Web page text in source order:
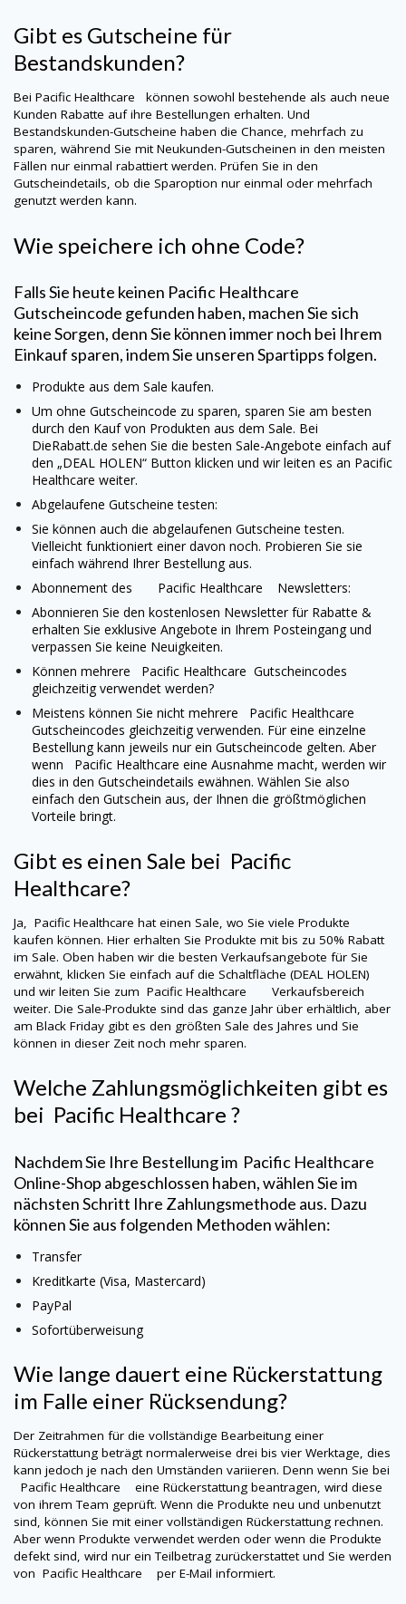
Gibt es Gutscheine für
Bestandskunden?
Bei Pacific Healthcare können sowohl bestehende als auch neue
Kunden Rabatte auf ihre Bestellungen erhalten. Und
Bestandskunden-Gutscheine haben die Chance, mehrfach zu
sparen, während Sie mit Neukunden-Gutscheinen in den meisten
Fällen nur einmal rabattiert werden. Prüfen Sie in den
Gutscheindetails, ob die Sparoption nur einmal oder mehrfach
genutzt werden kann.
Wie speichere ich ohne Code?
Falls Sie heute keinen Pacific Healthcare
Gutscheincode gefunden haben, machen Sie sich
keine Sorgen, denn Sie können immer noch bei Ihrem
Einkauf sparen, indem Sie unseren Spartipps folgen.
Produkte aus dem Sale kaufen.
Um ohne Gutscheincode zu sparen, sparen Sie am besten
durch den Kauf von Produkten aus dem Sale. Bei
DieRabatt.de sehen Sie die besten Sale-Angebote einfach auf
den „DEAL HOLEN“ Button klicken und wir leiten es an Pacific
Healthcare weiter.
Abgelaufene Gutscheine testen:
Sie können auch die abgelaufenen Gutscheine testen.
Vielleicht funktioniert einer davon noch. Probieren Sie sie
einfach während Ihrer Bestellung aus.
Abonnement des Pacific Healthcare Newsletters:
Abonnieren Sie den kostenlosen Newsletter für Rabatte &
erhalten Sie exklusive Angebote in Ihrem Posteingang und
verpassen Sie keine Neuigkeiten.
Können mehrere Pacific Healthcare Gutscheincodes
gleichzeitig verwendet werden?
Meistens können Sie nicht mehrere Pacific Healthcare
Gutscheincodes gleichzeitig verwenden. Für eine einzelne
Bestellung kann jeweils nur ein Gutscheincode gelten. Aber
wenn Pacific Healthcare eine Ausnahme macht, werden wir
dies in den Gutscheindetails ewähnen. Wählen Sie also
einfach den Gutschein aus, der Ihnen die größtmöglichen
Vorteile bringt.
Gibt es einen Sale bei Pacific
Healthcare?
Ja, Pacific Healthcare hat einen Sale, wo Sie viele Produkte
kaufen können. Hier erhalten Sie Produkte mit bis zu 50% Rabatt
im Sale. Oben haben wir die besten Verkaufsangebote für Sie
erwähnt, klicken Sie einfach auf die Schaltfläche (DEAL HOLEN)
und wir leiten Sie zum Pacific Healthcare
Verkaufsbereich
weiter. Die Sale-Produkte sind das ganze Jahr über erhältlich, aber
am Black Friday gibt es den größten Sale des Jahres und Sie
können in dieser Zeit noch mehr sparen.
Welche Zahlungsmöglichkeiten gibt es
bei Pacific Healthcare ?
Nachdem Sie Ihre Bestellung im Pacific Healthcare
Online-Shop abgeschlossen haben, wählen Sie im
nächsten Schritt Ihre Zahlungsmethode aus. Dazu
können Sie aus folgenden Methoden wählen:
Transfer
Kreditkarte (Visa, Mastercard)
PayPal
Sofortüberweisung
Wie lange dauert eine Rückerstattung
im Falle einer Rücksendung?
Der Zeitrahmen für die vollständige Bearbeitung einer
Rückerstattung beträgt normalerweise drei bis vier Werktage, dies
kann jedoch je nach den Umständen variieren. Denn wenn Sie bei
Pacific Healthcare eine Rückerstattung beantragen, wird diese
von ihrem Team geprüft. Wenn die Produkte neu und unbenutzt
sind, können Sie mit einer vollständigen Rückerstattung rechnen.
Aber wenn Produkte verwendet werden oder wenn die Produkte
defekt sind, wird nur ein Teilbetrag zurückerstattet und Sie werden
von Pacific Healthcare per E-Mail informiert.